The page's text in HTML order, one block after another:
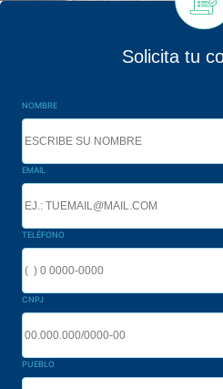
Solicita tu
NOMBRE
EMAIL
TELÉFONO
CNPJ
PUEBLO